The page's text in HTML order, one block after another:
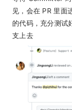
见，会在 PR 里面
的代码，充分测
支上去